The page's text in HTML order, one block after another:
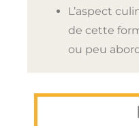
L’aspect
de cette
ou peu